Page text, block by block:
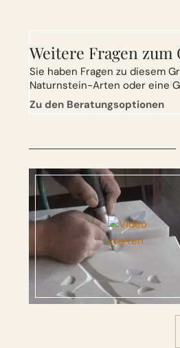
Weitere Fragen zum
Sie haben Fragen zu diesem
Naturnstein-Arten oder eine
Zu den Beratungsoptionen